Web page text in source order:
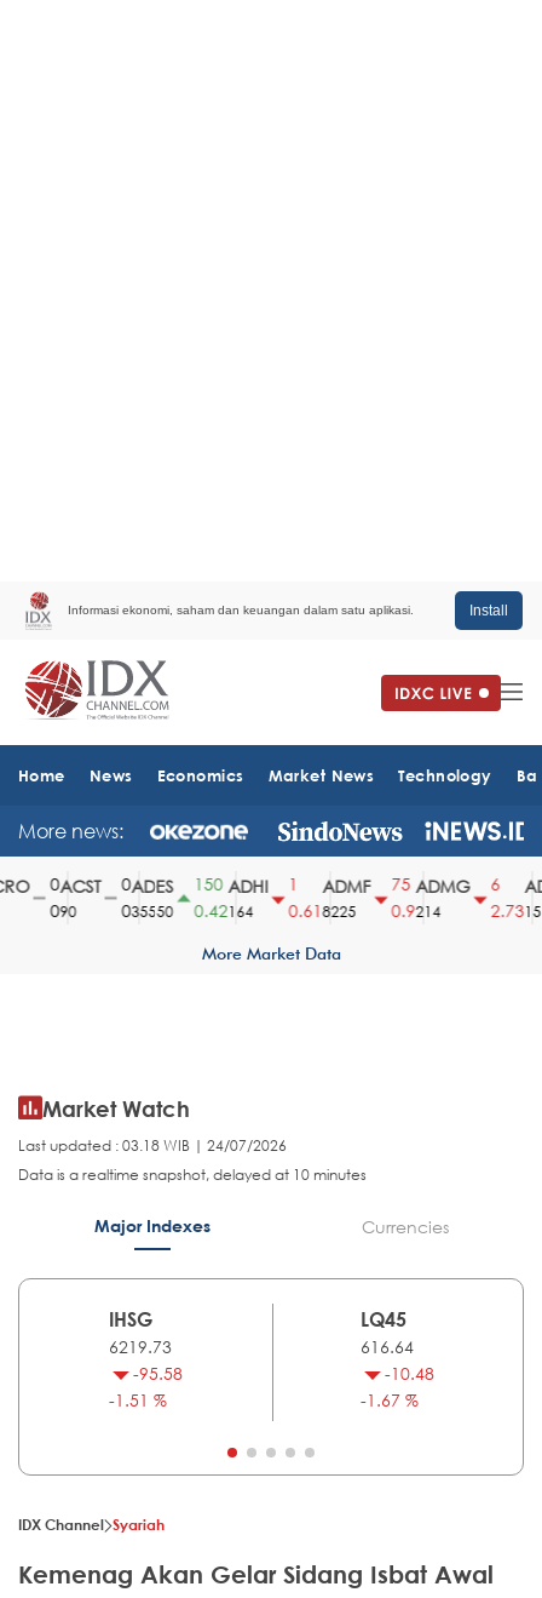
Informasi ekonomi, saham dan keuangan dalam satu aplikasi. Install
Home News Economics Market News Technology
More news:
ACST
90
ADES
35550
150
0.42
ADHI
164
0.61
ADMF
8225
75
0.9
ADMG
214
2.731510
More Market Data
Market Watch
Last updated : 03.18 WIB | 24/07/2026
Data is a realtime snapshot, delayed at 10 minutes
Major Indexes Currencies
IHSG
6219.73
-95.58
-1.51 %
LQ45
616.64
-10.48
-1.67 %
IDX Channel Syariah
Kemenag Akan Gelar Sidang Isbat Awal